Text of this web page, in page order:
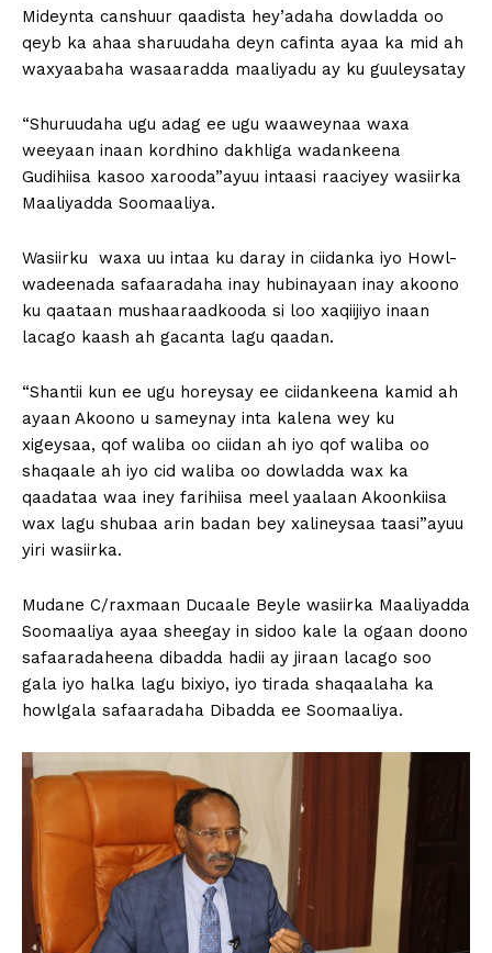
Mideynta canshuur qaadista hey’adaha dowladda oo
qeyb ka ahaa sharuudaha deyn cafinta ayaa ka mid ah
waxyaabaha wasaaradda maaliyadu ay ku guuleysatay
“Shuruudaha ugu adag ee ugu waaweynaa waxa
weeyaan inaan kordhino dakhliga wadankeena
Gudihiisa kasoo xarooda”ayuu intaasi raaciyey wasiirka
Maaliyadda Soomaaliya.
Wasiirku waxa uu intaa ku daray in ciidanka iyo Howl-
wadeenada safaaradaha inay hubinayaan inay akoono
ku qaataan mushaaraadkooda si loo xaqiijiyo inaan
lacago kaash ah gacanta lagu qaadan.
“Shantii kun ee ugu horeysay ee ciidankeena kamid ah
ayaan Akoono u sameynay inta kalena wey ku
xigeysaa, qof waliba oo ciidan ah iyo qof waliba oo
shaqaale ah iyo cid waliba oo dowladda wax ka
qaadataa waa iney farihiisa meel yaalaan Akoonkiisa
wax lagu shubaa arin badan bey xalineysaa taasi”ayuu
yiri wasiirka.
Mudane C/raxmaan Ducaale Beyle wasiirka Maaliyadda
Soomaaliya ayaa sheegay in sidoo kale la ogaan doono
safaaradaheena dibadda hadii ay jiraan lacago soo
gala iyo halka lagu bixiyo, iyo tirada shaqaalaha ka
howlgala safaaradaha Dibadda ee Soomaaliya.